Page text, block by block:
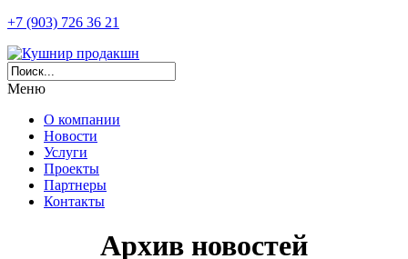
+7 (903) 726 36 21
Меню
О компании
Новости
Услуги
Проекты
Партнеры
Контакты
Архив новостей